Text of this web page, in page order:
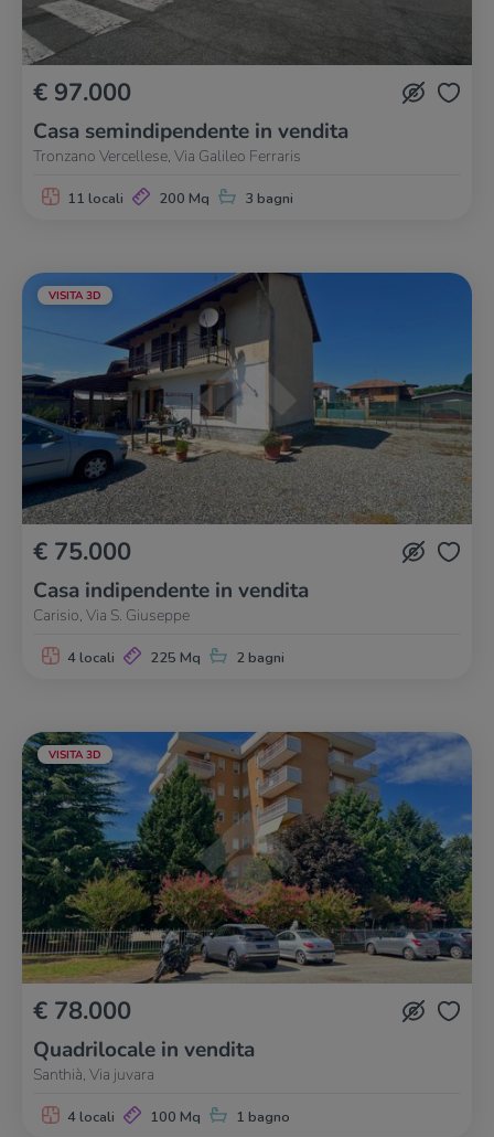
€ 97.000
Casa semindipendente in vendita
Tronzano Vercellese, Via Galileo Ferraris
11 locali 200 Mq 3 bagni
VISITA 3D
€ 75.000
Casa indipendente in vendita
Carisio, Via S. Giuseppe
4 locali 225 Mq 2 bagni
VISITA 3D
€ 78.000
Quadrilocale in vendita
Santhià, Via juvara
4 locali 100 Mq 1 bagno